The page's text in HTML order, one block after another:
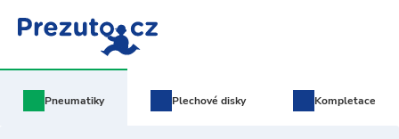
Pneumatiky Plechovédisky Kompletace